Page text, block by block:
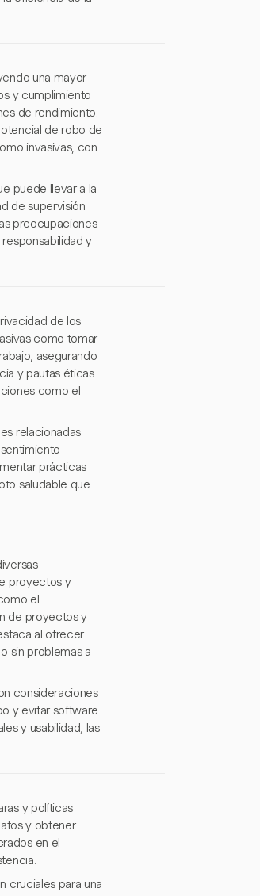
una mayor
y cumplimiento
de rendimiento.
de robo de
invasivas, con
puede llevar a la
de supervisión
preocupaciones
y
de los
como tomar
asegurando
y pautas éticas
como el
relacionadas
prácticas
saludable que
proyectos y
el
de proyectos y
al ofrecer
sin problemas a
consideraciones
y evitar software
y usabilidad, las
y políticas
y obtener
en el
cruciales para una